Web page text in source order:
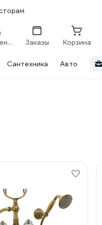
Сравнение Заказы Корзина
Сантехника Авто